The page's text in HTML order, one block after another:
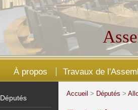
À propos Travaux de
Députés
Accueil > Députés >